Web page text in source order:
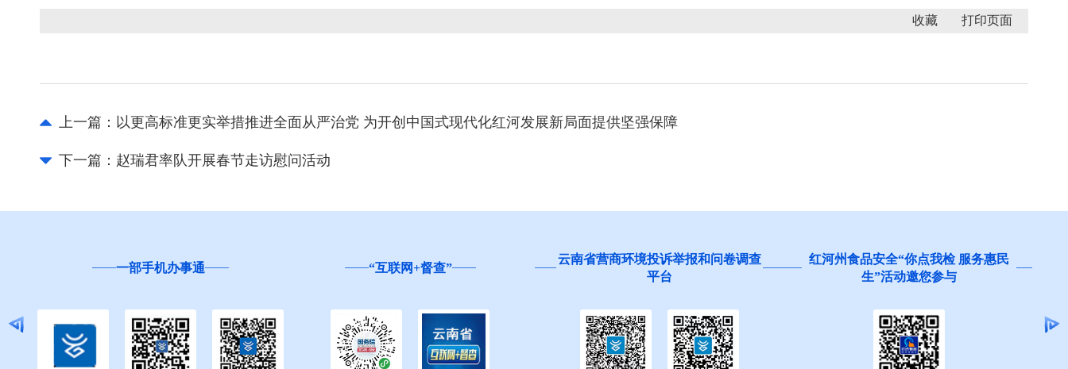
收藏
上一篇： 以更高标准更实举措推进全面从严治党 为开创中国式现代化红河发展新局面提供坚强保障
下一篇： 赵瑞君率队开展春节走访慰问活动
云南省营商环境投诉举报和问卷调查
红河州食品安全“你点我检 服务惠民
阻碍民营经济发展壮大